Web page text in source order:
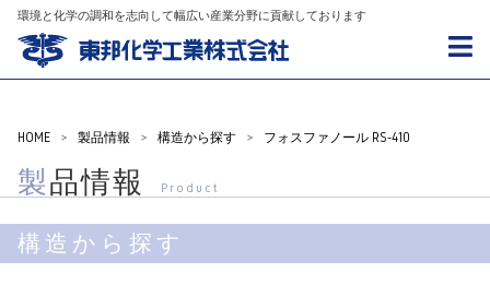
環境と化学の調和を志向して幅広い産業分野に貢献しております
HOME > 製品情報 > 構造から探す > フォスファノール RS-410
製品情報 Product
構造から探す